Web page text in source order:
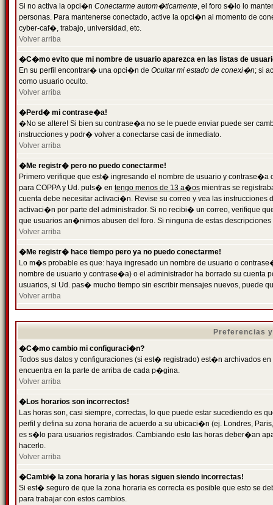
Si no activa la opci�n Conectarme autom�ticamente, el foro s�lo lo
personas. Para mantenerse conectado, active la opci�n al momento de
cyber-caf�, trabajo, universidad, etc.
Volver arriba
�C�mo evito que mi nombre de usuario aparezca en las listas de
En su perfil encontrar� una opci�n de Ocultar mi estado de conexi�n; si
como usuario oculto.
Volver arriba
�Perd� mi contrase�a!
�No se altere! Si bien su contrase�a no se le puede enviar puede ser
instrucciones y podr� volver a conectarse casi de inmediato.
Volver arriba
�Me registr� pero no puedo conectarme!
Primero verifique que est� ingresando el nombre de usuario y
para COPPA y Ud. puls� en tengo menos de 13 a�os mientras se
cuenta debe necesitar activaci�n. Revise su correo y vea las
activaci�n por parte del administrador. Si no recibi� un correo, verifique
que usuarios an�nimos abusen del foro. Si ninguna de estas
Volver arriba
�Me registr� hace tiempo pero ya no puedo conectarme!
Lo m�s probable es que: haya ingresado un nombre de usuario o
nombre de usuario y contrase�a) o el administrador ha borrado su
usuarios, si Ud. pas� mucho tiempo sin escribir mensajes nuevos, puede
Volver arriba
Preferencias
�C�mo cambio mi configuraci�n?
Todos sus datos y configuraciones (si est� registrado) est�n archivados
encuentra en la parte de arriba de cada p�gina.
Volver arriba
�Los horarios son incorrectos!
Las horas son, casi siempre, correctas, lo que puede estar sucediendo es
perfil y defina su zona horaria de acuerdo a su ubicaci�n (ej. Londres,
es s�lo para usuarios registrados. Cambiando esto las horas deber�an
hacerlo.
Volver arriba
�Cambi� la zona horaria y las horas siguen siendo incorrectas!
Si est� seguro de que la zona horaria es correcta es posible que esto se
para trabajar con estos cambios.